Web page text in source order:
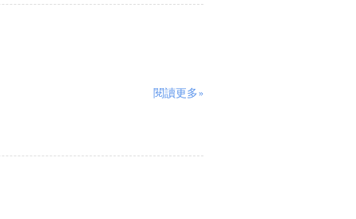
閱讀更多»